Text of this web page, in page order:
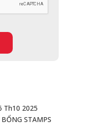
Th10 2025
BỔNG STAMPS